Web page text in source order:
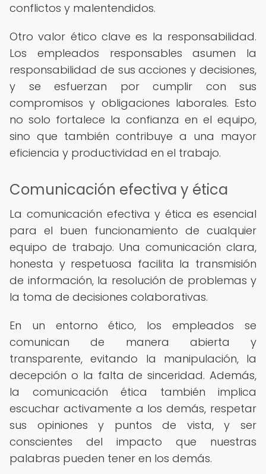
conflictos y malentendidos.
Otro valor ético clave es la responsabilidad.
Los empleados responsables asumen la
responsabilidad de sus acciones y decisiones,
y se esfuerzan por cumplir con sus
compromisos y obligaciones laborales. Esto
no solo fortalece la confianza en el equipo,
sino que también contribuye a una mayor
eficiencia y productividad en el trabajo.
Comunicación efectiva y ética
La comunicación efectiva y ética es esencial
para el buen funcionamiento de cualquier
equipo de trabajo. Una comunicación clara,
honesta y respetuosa facilita la transmisión
de información, la resolución de problemas y
la toma de decisiones colaborativas.
En un entorno ético, los empleados se
comunican de manera abierta y
transparente, evitando la manipulación, la
decepción o la falta de sinceridad. Además,
la comunicación ética también implica
escuchar activamente a los demás, respetar
sus opiniones y puntos de vista, y ser
conscientes del impacto que nuestras
palabras pueden tener en los demás.